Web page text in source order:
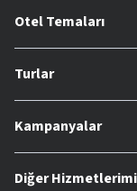
Otel Temaları
Turlar
Kampanyalar
Diğer